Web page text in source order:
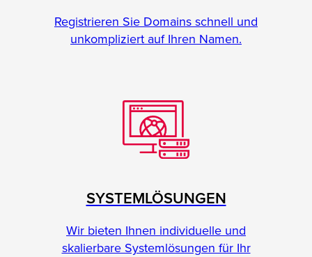
Registrieren Sie Domains schnell und
unkompliziert auf Ihren Namen.
SYSTEMLÖSUNGEN
Wir bieten Ihnen individuelle und
skalierbare Systemlösungen für Ihr